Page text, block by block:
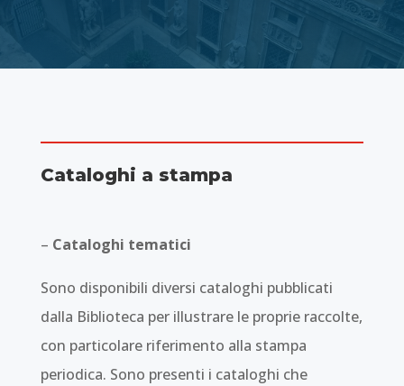
Cataloghi a stampa
– Cataloghi tematici
Sono disponibili diversi cataloghi pubblicati
dalla Biblioteca per illustrare le proprie raccolte,
con particolare riferimento alla stampa
periodica. Sono presenti i cataloghi che